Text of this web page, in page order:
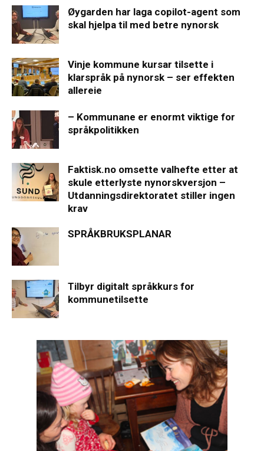
Øygarden har laga copilot-agent som
skal hjelpa til med betre nynorsk
Vinje kommune kursar tilsette i
klarspråk på nynorsk – ser effekten
allereie
– Kommunane er enormt viktige for
språkpolitikken
Faktisk.no omsette valhefte etter at
skule etterlyste nynorskversjon –
Utdanningsdirektoratet stiller ingen
krav
SPRÅKBRUKSPLANAR
Tilbyr digitalt språkkurs for
kommunetilsette